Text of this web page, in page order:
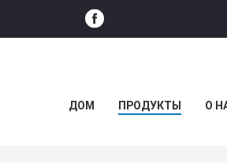
ДОМ ПРОДУКТЫ О